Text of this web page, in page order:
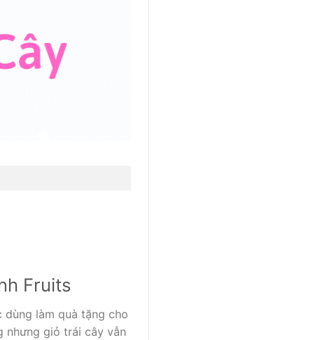
Fruits
làm quà tặng cho
nhưng giỏ trái cây vẫn